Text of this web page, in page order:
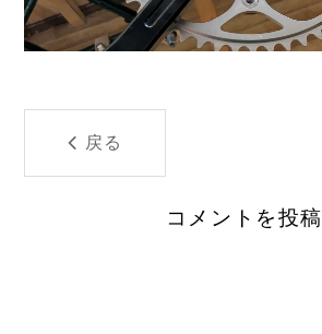
戻る
コメントを投稿